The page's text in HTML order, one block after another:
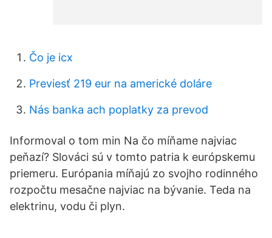
Čo je icx
Previesť 219 eur na americké doláre
Nás banka ach poplatky za prevod
Informoval o tom min Na čo míňame najviac
peňazí? Slováci sú v tomto patria k európskemu
priemeru. Európania míňajú zo svojho rodinného
rozpočtu mesačne najviac na bývanie. Teda na
elektrinu, vodu či plyn.